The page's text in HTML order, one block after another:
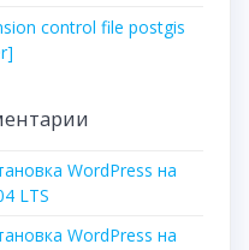
control file postgis
WordPress на
LTS
WordPress на